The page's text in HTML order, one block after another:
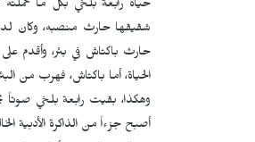
حياة رابعة بلخي بكل ما حملته
شقيقها حارث منصبه، وكان
حارث باكتاش في بئر، وأقدم
الحياة، أما باكتاش، فهرب من
وهكذا، بقيت رابعة بلخي صوتاً
أصبح جزءاً من الذاكرة الأدبية